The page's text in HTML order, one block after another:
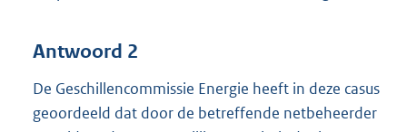
Antwoord 2
De Geschillencommissie Energie heeft in deze casus
geoordeeld dat door de betreffende netbeheerder